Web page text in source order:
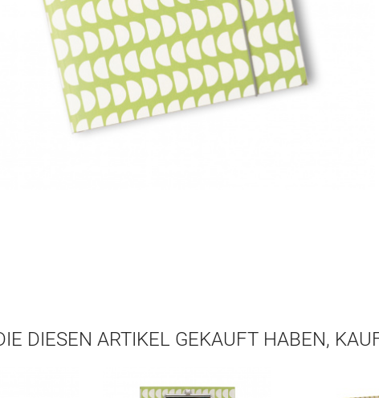
DIESEN ARTIKEL GEKAUFT HABEN,